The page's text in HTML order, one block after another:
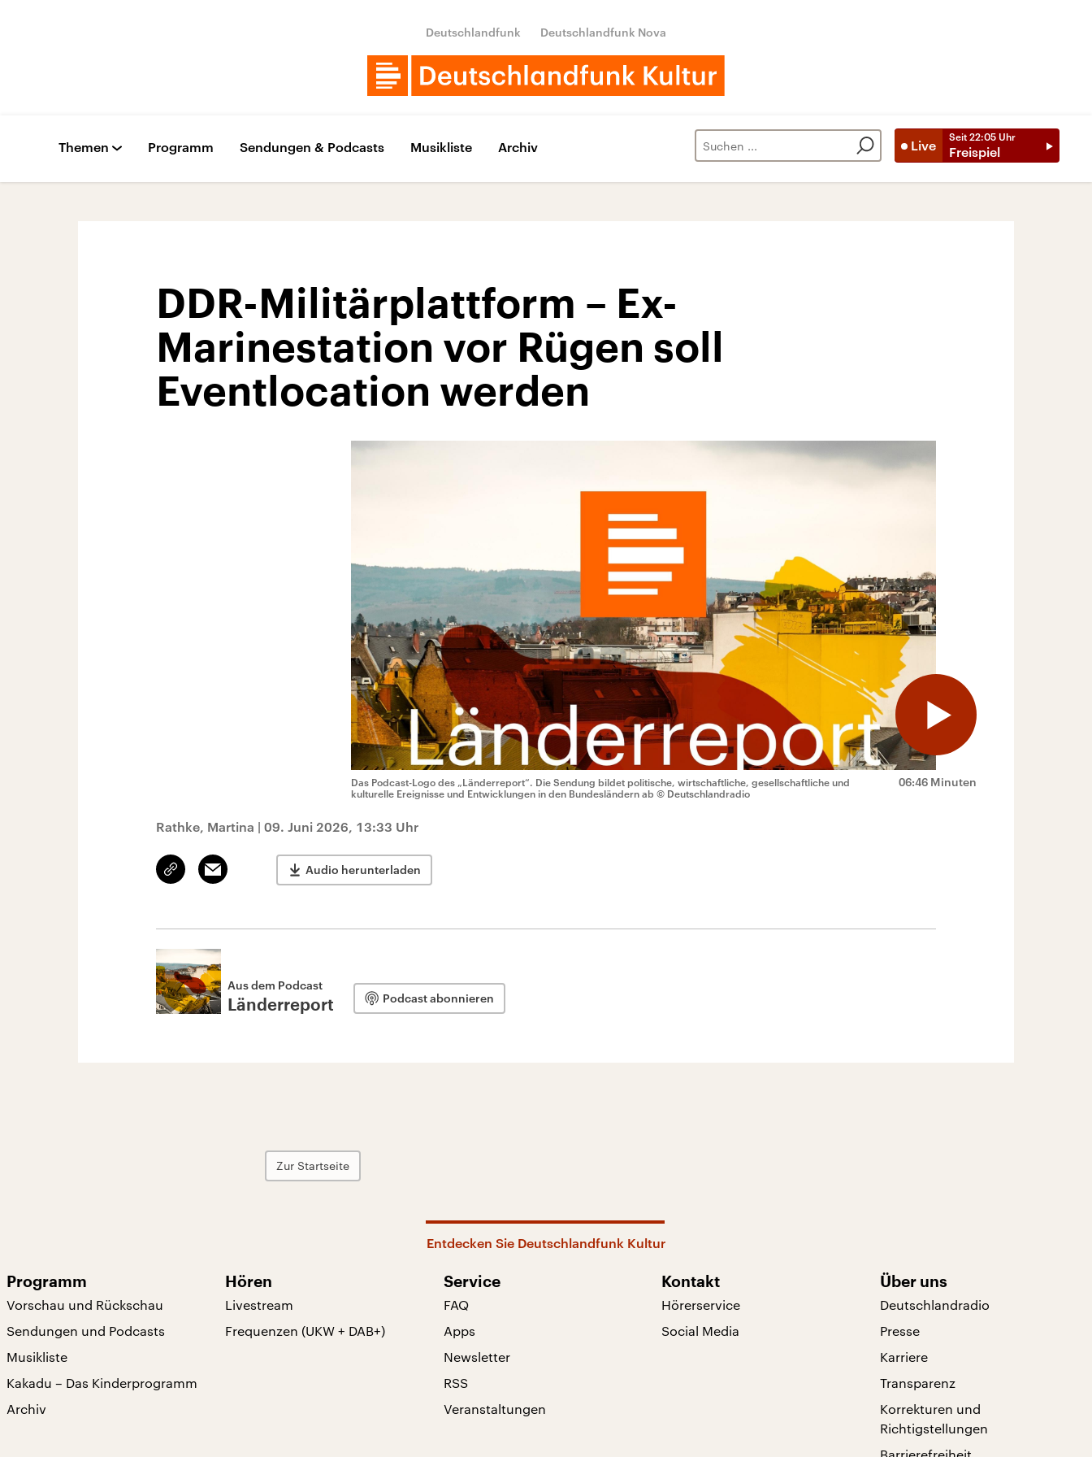
Deutschlandfunk Deutschlandfunk Nova
Live
Seit 22:05 Uhr
Freispiel
Themen Programm Sendungen & Podcasts Musikliste Archiv
DDR-Militärplattform – Ex-
Marinestation vor Rügen soll
Eventlocation werden
06:46 Minuten
Das Podcast-Logo des „Länderreport“. Die Sendung bildet politische, wirtschaftliche, gesellschaftliche und
kulturelle Ereignisse und Entwicklungen in den Bundesländern ab © Deutschlandradio
Rathke, Martina | 09. Juni 2026, 13:33 Uhr
Link
kopieren/teilen
Email Audio herunterladen
Aus dem Podcast
Länderreport Podcast abonnieren
Zur Startseite
Entdecken Sie Deutschlandfunk Kultur
Programm
Vorschau und Rückschau
Sendungen und Podcasts
Musikliste
Kakadu – Das Kinderprogramm
Archiv
Hören
Livestream
Frequenzen (UKW + DAB+)
Service
FAQ
Apps
Newsletter
RSS
Veranstaltungen
Kontakt
Hörerservice
Social Media
Über uns
Deutschlandradio
Presse
Karriere
Transparenz
Korrekturen und
Richtigstellungen